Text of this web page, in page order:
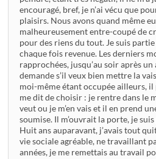
encouragé, bref, je n’ai vécu que
plaisirs. Nous avons quand même
malheureusement entre-coupé de
pour des riens du tout. Je suis partie
chaque fois revenue. Les derniers
rapprochées, jusqu’au soir après
demande s’il veux bien mettre la
moi-même étant occupée ailleurs,
me dit de choisir : je rentre dans le
veut ou je m’en vais et il en prend
soumise. Il m’ouvrait la porte, je
Huit ans auparavant, j’avais tout
vie sociale agréable, ne travaillant
années, je me remettais au travail